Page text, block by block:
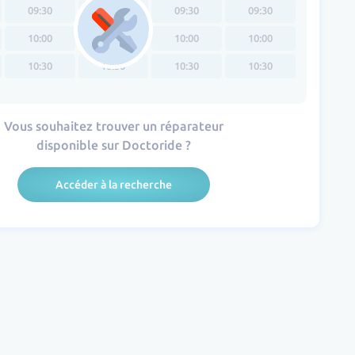
09:30
10:00
10:30
09:30
10:00
10:30
09:30
10:00
10:30
09:30
10:00
10:30
Vous souhaitez trouver un réparateur
disponible sur Doctoride ?
Accéder à la recherche